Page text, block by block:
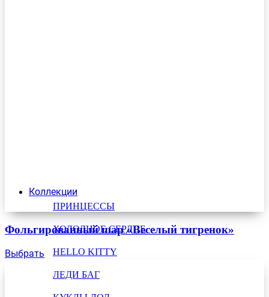
Коллекции
ПРИНЦЕССЫ
ХОЛОДНОЕ СЕРДЦЕ
HELLO KITTY
ЛЕДИ БАГ
Фольгированный шар «Веселый тигренок»
Выбрать